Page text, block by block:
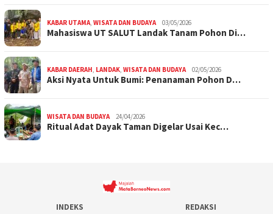
KABAR UTAMA, WISATA DAN BUDAYA 03/05/2026
Mahasiswa UT SALUT Landak Tanam Pohon Di…
KABAR DAERAH, LANDAK, WISATA DAN BUDAYA 02/05/2026
Aksi Nyata Untuk Bumi: Penanaman Pohon D…
WISATA DAN BUDAYA 24/04/2026
Ritual Adat Dayak Taman Digelar Usai Kec…
INDEKS
REDAKSI